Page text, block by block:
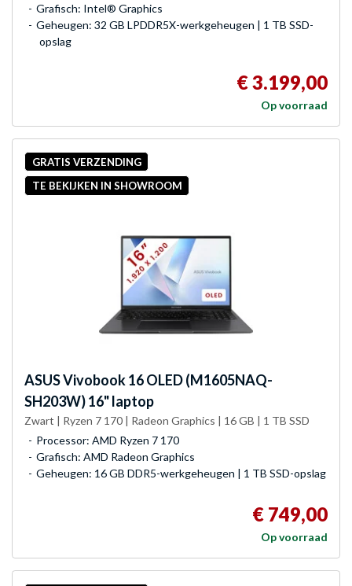
Grafisch: Intel® Graphics
Geheugen: 32 GB LPDDR5X-werkgeheugen | 1 TB SSD-
opslag
€ 3.199,00
Op voorraad
GRATIS VERZENDING
TE BEKIJKEN IN SHOWROOM
ASUSVivobook 16 OLED (M1605NAQ-
SH203W) 16" laptop
Zwart | Ryzen 7 170 | Radeon Graphics | 16 GB | 1 TB SSD
Processor: AMD Ryzen 7 170
Grafisch: AMD Radeon Graphics
Geheugen: 16 GB DDR5-werkgeheugen | 1 TB SSD-opslag
€ 749,00
Op voorraad